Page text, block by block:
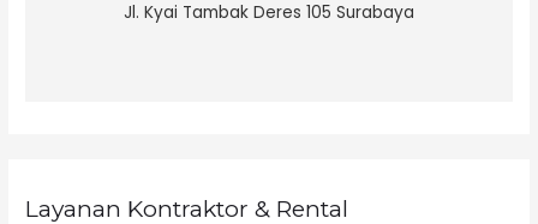
Jl. Kyai Tambak Deres 105 Surabaya
Layanan Kontraktor & Rental